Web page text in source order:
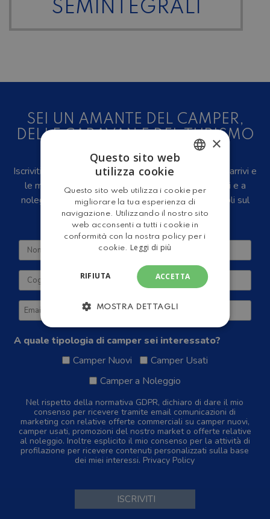
SEMINTEGRALI
SEI UN AMANTE DEL CAMPER,
DELLE CARAVAN E DEL TURISMO
ALL'ARIA APERTA?
Iscriviti alla newsletter, riceverai in anteprima i nuovi arrivi e
le migliori offerte su camper e caravan nuovi, usati e a
noleggio, eventi, video recensioni, iniziative e articoli sul
mondo del turismo outdoor.
A quale tipologia di camper sei interessato?
Camper Nuovi
Camper Usati
Camper a Noleggio
Nel rispetto della normativa GDPR, dichiaro di dare il mio
consenso per ricevere tramite email comunicazioni di
marketing con relative offerte commerciali su camper nuovi,
camper usati, promozioni del nostro market o offerte relative
al noleggio. Inoltre esplicito il mio consenso per la attività di
profilazione per ricevere contenuti personalizzati sulla base
dei miei interessi. Privacy Policy
ENGLISH
×
Questo sito web
utilizza cookie
Questo sito web utilizza i cookie per
migliorare la tua esperienza di
navigazione. Utilizzando il nostro sito
web acconsenti a tutti i cookie in
conformità con la nostra policy per i
cookie. Leggi di più
ACCETTA
RIFIUTA
MOSTRA DETTAGLI